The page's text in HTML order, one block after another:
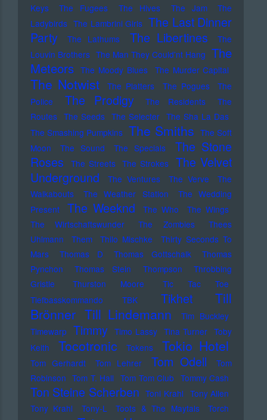
Keys
The Fugees The Hives The Jam
The
Ladybirds The Lambrini Girls The Last Dinner
Party
The Lathums The Libertines
The
Louvin Brothers The Man They Could'nt Hang The
Meteors The Moody Blues The Murder Capital
The Notwist The Platters The Pogues
The
Police
The Prodigy The Residents
The
Routes The Seeds The Selecter The Sha La Das
The Smashing Pumpkins The Smiths The Soft
Moon
The Sound The Specials
The Stone
Roses
The Streets The Strokes
The Velvet
Underground
The Ventures The Verve
The
Walkabouts
The Weather Station
The Wedding
Present
The Weeknd The Who
The Wings
The Wirtschaftswunder
The Zombies
Thees
Uhlmann
Them Thilo Mischke
Thirty Seconds To
Mars
Thomas D Thomas Gottschalk
Thomas
Pynchon
Thomas Stein Thompson
Throbbing
Gristle
Thurston Moore
Tic Tac Toe
Tiefbasskommando TBK
Tikhet
Till
Brönner Till Lindemann
Tim Buckley
Timewarp Timmy Timo Lassy Tina Turner Toby
Keith
Tocotronic Tokens Tokio Hotel
Tom Gerhardt Tom Lehrer Tom Odell
Tom
Robinson Tom T. Hall Tom Tom Club Tommy Cash
Ton Steine Scherben Toni Krahl Tony Allen
Tony Krahl
Tony-L Toots & The Maytals
Torch